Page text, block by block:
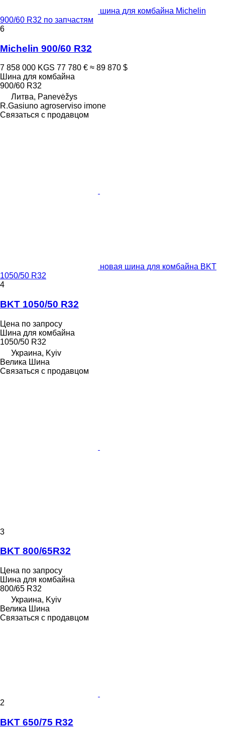
шина для комбайна Michelin
900/60 R32 по запчастям
6
Michelin 900/60 R32
7 858 000 KGS 77 780 € ≈ 89 870 $
Шина для комбайна
900/60 R32
Литва, Panevėžys
R.Gasiuno agroserviso imone
Связаться с продавцом
новая шина для комбайна BKT
1050/50 R32
4
BKT 1050/50 R32
Цена по запросу
Шина для комбайна
1050/50 R32
Украина, Kyiv
Велика Шина
Связаться с продавцом
3
BKT 800/65R32
Цена по запросу
Шина для комбайна
800/65 R32
Украина, Kyiv
Велика Шина
Связаться с продавцом
2
BKT 650/75 R32